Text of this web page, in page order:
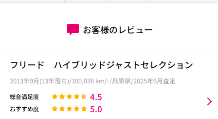
お客様のレビュー
フリード ハイブリッドジャストセレクション
2013年9月(13年落ち)/100,036 km/-/兵庫県/2025年6月査定
総合満足度 4.5
おすすめ度 5.0